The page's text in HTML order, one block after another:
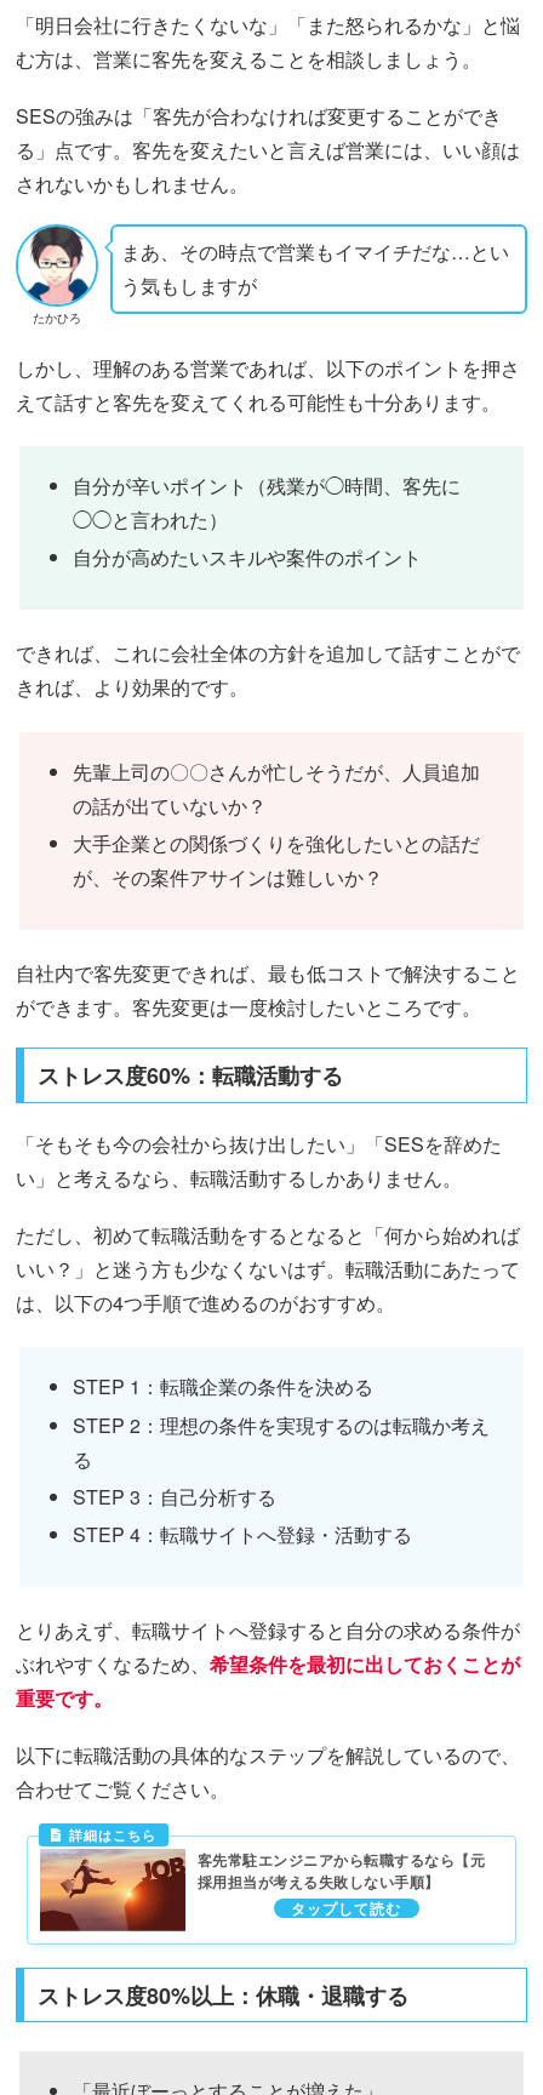
「明日会社に行きたくないな」「また怒られるかな」と悩
む方は、営業に客先を変えることを相談しましょう。
SESの強みは「客先が合わなければ変更することができ
る」点です。客先を変えたいと言えば営業には、いい顔は
されないかもしれません。
たかひろ
まあ、その時点で営業もイマイチだな…とい
う気もしますが
しかし、理解のある営業であれば、以下のポイントを押さ
えて話すと客先を変えてくれる可能性も十分あります。
自分が辛いポイント（残業が◯時間、客先に
◯◯と言われた）
自分が高めたいスキルや案件のポイント
できれば、これに会社全体の方針を追加して話すことがで
きれば、より効果的です。
先輩上司の〇〇さんが忙しそうだが、人員追加
の話が出ていないか？
大手企業との関係づくりを強化したいとの話だ
が、その案件アサインは難しいか？
自社内で客先変更できれば、最も低コストで解決すること
ができます。客先変更は一度検討したいところです。
ストレス度60%：転職活動する
「そもそも今の会社から抜け出したい」「SESを辞めた
い」と考えるなら、転職活動するしかありません。
ただし、初めて転職活動をするとなると「何から始めれば
いい？」と迷う方も少なくないはず。転職活動にあたって
は、以下の4つ手順で進めるのがおすすめ。
STEP 1：転職企業の条件を決める
STEP 2：理想の条件を実現するのは転職か考え
る
STEP 3：自己分析する
STEP 4：転職サイトへ登録・活動する
とりあえず、転職サイトへ登録すると自分の求める条件が
ぶれやすくなるため、希望条件を最初に出しておくことが
重要です。
以下に転職活動の具体的なステップを解説しているので、
合わせてご覧ください。
客先常駐エンジニアから転職するなら【元
採用担当が考える失敗しない手順】
ストレス度80%以上：休職・退職する